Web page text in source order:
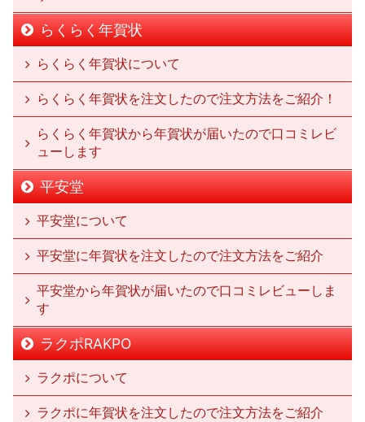
らくらく年賀状
らくらく年賀状について
らくらく年賀状を注文したので注文方法をご紹介！
らくらく年賀状から年賀状が届いたので口コミレビ
ューします
平安堂
平安堂について
平安堂に年賀状を注文したので注文方法をご紹介
平安堂から年賀状が届いたので口コミレビューしま
す
ラクポRAKPO
ラクポについて
ラクポに年賀状を注文したので注文方法をご紹介